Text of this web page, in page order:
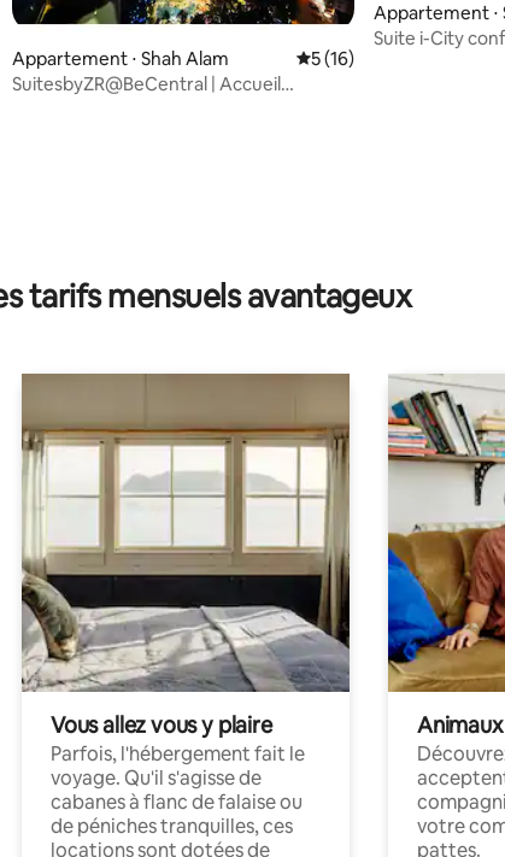
sur 5
sur la base de 129 commentaires : 4,84 sur 5
Appartement ⋅ Shah Alam Évaluation moyenne sur
5 (16)
SuitesbyZR@BeCentral | Accueil
Appartement ⋅
Suite i-City
tarifs mensuels avantageux
Vous allez vous y plaire
Parfois, l'hébergement fait le
voyage. Qu'il s'agisse de
cabanes à flanc de falaise ou
de péniches tranquilles, ces
locations sont dotées de
votre
pattes.